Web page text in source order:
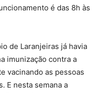
é das 8h às
de Laranjeiras já havia
imunização contra a
vacinando as pessoas
E nesta semana a